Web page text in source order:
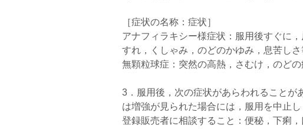
［症状の名称：症状］
アナフィラキシー様症状：服用後すぐに
すれ，くしゃみ，のどのかゆみ，息苦し
無顆粒球症：突然の高熱，さむけ，のど
3．服用後，次の症状があらわれることが
は増強が見られた場合には，服用を中止
登録販売者に相談すること：便秘，下痢，